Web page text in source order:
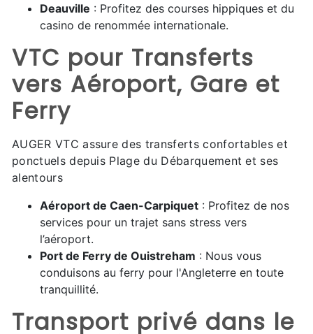
Deauville : Profitez des courses hippiques et du
casino de renommée internationale.
VTC pour Transferts
vers Aéroport, Gare et
Ferry
AUGER VTC assure des transferts confortables et
ponctuels depuis Plage du Débarquement et ses
alentours
Aéroport de Caen-Carpiquet : Profitez de nos
services pour un trajet sans stress vers
l’aéroport.
Port de Ferry de Ouistreham : Nous vous
conduisons au ferry pour l'Angleterre en toute
tranquillité.
Transport privé dans le